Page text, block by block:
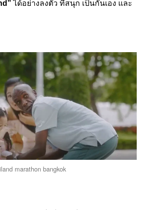
ได้อย่างลงตัว ที่สนุก เป็นกันเอง และ
marathon bangkok